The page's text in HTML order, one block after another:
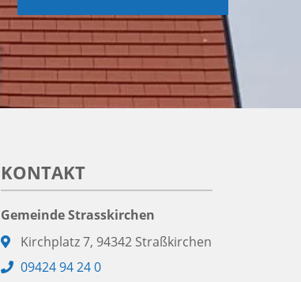
KONTAKT
Gemeinde Strasskirchen
Adresse:
Kirchplatz 7, 94342 Straßkirchen
Telefon:
09424 94 24 0